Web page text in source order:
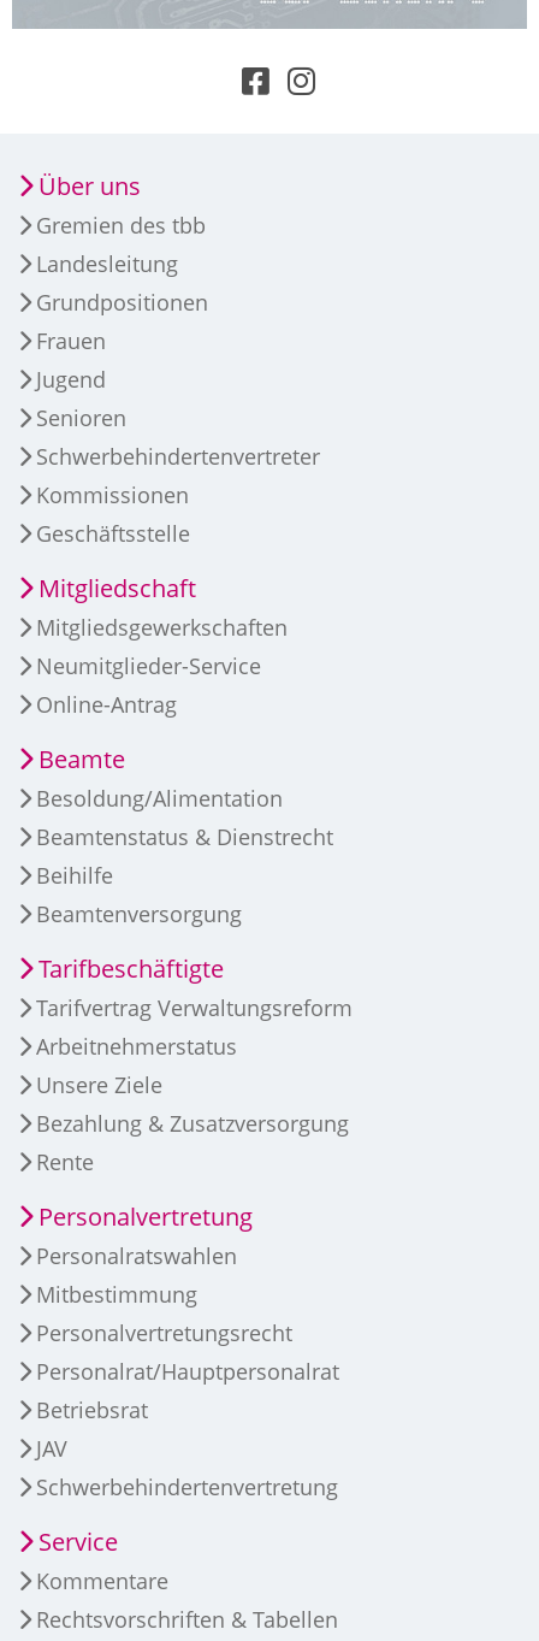
Über uns
Gremien des tbb
Landesleitung
Grundpositionen
Frauen
Jugend
Senioren
Schwerbehindertenvertreter
Kommissionen
Geschäftsstelle
Mitgliedschaft
Mitgliedsgewerkschaften
Neumitglieder-Service
Online-Antrag
Beamte
Besoldung/Alimentation
Beamtenstatus & Dienstrecht
Beihilfe
Beamtenversorgung
Tarifbeschäftigte
Tarifvertrag Verwaltungsreform
Arbeitnehmerstatus
Unsere Ziele
Bezahlung & Zusatzversorgung
Rente
Personalvertretung
Personalratswahlen
Mitbestimmung
Personalvertretungsrecht
Personalrat/Hauptpersonalrat
Betriebsrat
JAV
Schwerbehindertenvertretung
Service
Kommentare
Rechtsvorschriften & Tabellen